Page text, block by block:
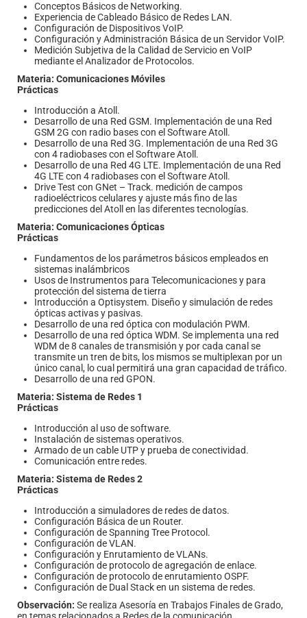
Conceptos Básicos de Networking.
Experiencia de Cableado Básico de Redes LAN.
Configuración de Dispositivos VoIP.
Configuración y Administración Básica de un Servidor VoIP.
Medición Subjetiva de la Calidad de Servicio en VoIP
mediante el Analizador de Protocolos.
Materia: Comunicaciones Móviles
Prácticas
Introducción a Atoll.
Desarrollo de una Red GSM. Implementación de una Red
GSM 2G con radio bases con el Software Atoll.
Desarrollo de una Red 3G. Implementación de una Red 3G
con 4 radiobases con el Software Atoll.
Desarrollo de una Red 4G LTE. Implementación de una Red
4G LTE con 4 radiobases con el Software Atoll.
Drive Test con GNet – Track. medición de campos
radioeléctricos celulares y ajuste más fino de las
predicciones del Atoll en las diferentes tecnologías.
Materia: Comunicaciones Ópticas
Prácticas
Fundamentos de los parámetros básicos empleados en
sistemas inalámbricos
Usos de Instrumentos para Telecomunicaciones y para
protección del sistema de tierra
Introducción a Optisystem. Diseño y simulación de redes
ópticas activas y pasivas.
Desarrollo de una red óptica con modulación PWM.
Desarrollo de una red óptica WDM. Se implementa una red
WDM de 8 canales de transmisión y por cada canal se
transmite un tren de bits, los mismos se multiplexan por un
único canal, lo cual permitirá una gran capacidad de tráfico.
Desarrollo de una red GPON.
Materia: Sistema de Redes 1
Prácticas
Introducción al uso de software.
Instalación de sistemas operativos.
Armado de un cable UTP y prueba de conectividad.
Comunicación entre redes.
Materia: Sistema de Redes 2
Prácticas
Introducción a simuladores de redes de datos.
Configuración Básica de un Router.
Configuración de Spanning Tree Protocol.
Configuración de VLAN.
Configuración y Enrutamiento de VLANs.
Configuración de protocolo de agregación de enlace.
Configuración de protocolo de enrutamiento OSPF.
Configuración de Dual Stack en un sistema de redes.
Observación: Se realiza Asesoría en Trabajos Finales de Grado,